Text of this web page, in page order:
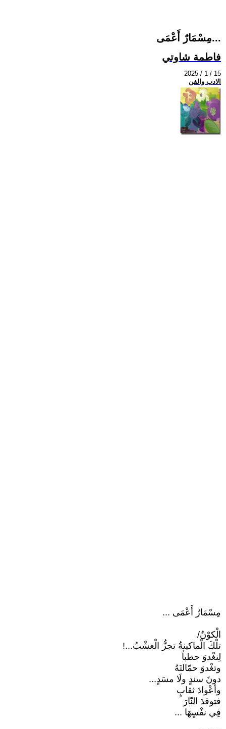
مِسْمَارٌ أَعْمَى...
فاطمة شاوتي
2025 / 1 / 15
الادب والفن
مِسْمَارٌ أَعْمَى ...
الْكوْنُ/
تلْكَ الْماكينةُ تجزُّ الْعشْبُ...!
لِنغْدوَ حطباً
وتغْدوَ حمّالتَهُ
دونَ سندٍ ولَا مسَدٍ...
وأعْوادَ ثقابٍ
فتوقدَ النّارَ
فِي نفْسٍهَا ...